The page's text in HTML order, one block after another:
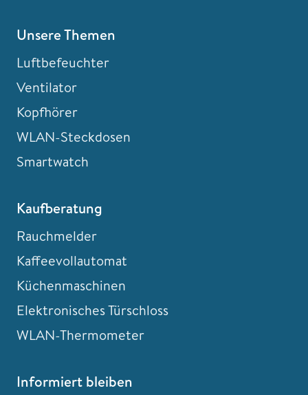
Unsere Themen
Luftbefeuchter
Ventilator
Kopfhörer
WLAN-Steckdosen
Smartwatch
Kaufberatung
Rauchmelder
Kaffeevollautomat
Küchenmaschinen
Elektronisches Türschloss
WLAN-Thermometer
Informiert bleiben